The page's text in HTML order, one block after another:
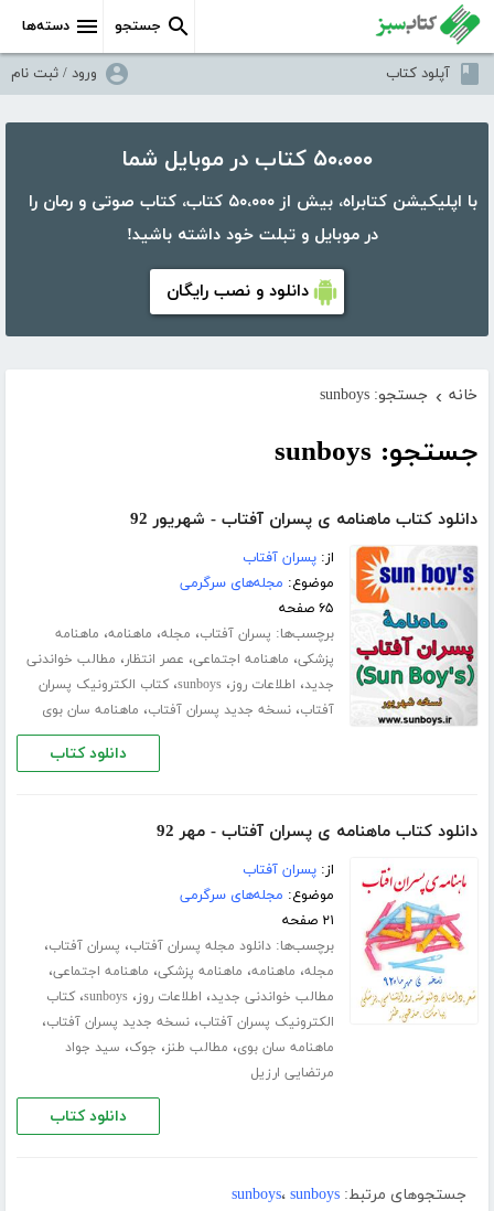
دسته‌ها جستجو
آپلود کتاب ورود / ثبت نام
۵۰،۰۰۰ کتاب در موبایل شما
با اپلیکیشن کتابراه، بیش از ۵۰،۰۰۰ کتاب، کتاب صوتی و رمان را
در موبایل و تبلت خود داشته باشید!
دانلود و نصب رایگان
خانه › جستجو: sunboys
جستجو: sunboys
دانلود کتاب ماهنامه ی پسران آفتاب - شهریور 92
از:پسران آفتاب
موضوع: مجله‌های سرگرمی
۶۵ صفحه
برچسب‌ها: پسران آفتاب، مجله، ماهنامه، ماهنامه
پزشکی، ماهنامه اجتماعی، عصر انتظار، مطالب خواندنی
جدید، اطلاعات روز،sunboys،کتاب الکترونیک پسران
آفتاب،نسخه جدید پسران آفتاب، ماهنامه سان بوی
دانلود کتاب
دانلود کتاب ماهنامه ی پسران آفتاب - مهر 92
از:پسران آفتاب
موضوع: مجله‌های سرگرمی
۲۱ صفحه
برچسب‌ها:دانلود مجله پسران آفتاب، پسران آفتاب،
مجله، ماهنامه، ماهنامه پزشکی، ماهنامه اجتماعی،
مطالب خواندنی جدید، اطلاعات روز،sunboys،کتاب
الکترونیک پسران آفتاب،نسخه جدید پسران آفتاب،
ماهنامه سان بوی، مطالب طنز، جوک، سید جواد
مرتضایی ارزیل
دانلود کتاب
جستجوهای مرتبط: sunboys، sunboys